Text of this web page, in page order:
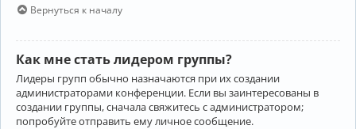
Вернуться к началу
Как мне стать лидером группы?
Лидеры групп обычно назначаются при их создании
администраторами конференции. Если вы заинтересованы в
создании группы, сначала свяжитесь с администратором;
попробуйте отправить ему личное сообщение.